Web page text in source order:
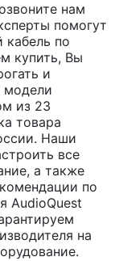
нам
помогут
кабель по
купить, Вы
и
модели
из 23
товара
Наши
все
а также
по
AudioQuest
на